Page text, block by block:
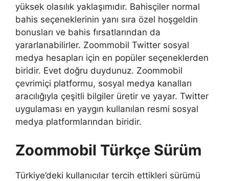
yüksek olasılık yaklaşımıdır. Bahisçiler normal
bahis seçeneklerinin yanı sıra özel hoşgeldin
bonusları ve bahis fırsatlarından da
yararlanabilirler. Zoommobil Twitter sosyal
medya hesapları için en popüler seçeneklerden
biridir. Evet doğru duydunuz. Zoommobil
çevrimiçi platformu, sosyal medya kanalları
aracılığıyla çeşitli bilgiler üretir ve yayar. Twitter
uygulaması en yaygın kullanılan resmi sosyal
medya platformlarından biridir.
Zoommobil Türkçe Sürüm
Türkiye’deki kullanıcılar tercih ettikleri sürümü